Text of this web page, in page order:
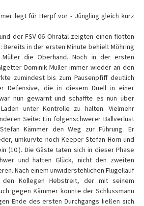
legt für Herpf vor - Jüngling gleich kurz
der FSV 06 Ohratal zeigten einen flotten
Bereits in der ersten Minute behielt Möhring
die Oberhand. Noch in der ersten
Dominik Müller immer wieder an den
zumindest bis zum Pausenpfiff deutlich
Defensive, die in diesem Duell in einer
nun gewarnt und schaffte es nun über
unter Kontrolle zu halten. Vielmehr
Seite: Ein folgenschwerer Ballverlust
Kämmer den Weg zur Führung. Er
umkurvte noch Keeper Stefan Horn und
(10.). Die Gäste taten sich in dieser Phase
und hatten Glück, nicht den zweiten
Nach einem unwiderstehlichen Flügellauf
Kollegen Hebstreit, der mit seinem
gegen Kämmer konnte der Schlussmann
Ende des ersten Durchgangs ließen sich